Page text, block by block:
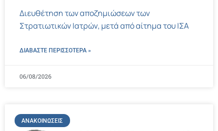
Διευθέτηση των αποζημιώσεων των
Στρατιωτικών Ιατρών, μετά από αίτημα του ΙΣΑ
ΔΙΑΒΑΣΤΕ ΠΕΡΙΣΣΌΤΕΡΑ »
06/08/2026
ΑΝΑΚΟΙΝΏΣΕΙΣ